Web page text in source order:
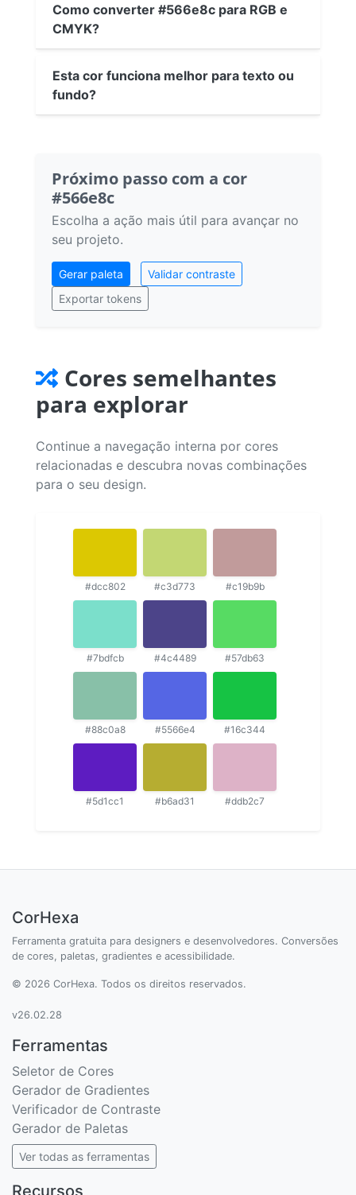
Como converter #566e8c para RGB e
CMYK?
Esta cor funciona melhor para texto ou
fundo?
Próximo passo com a cor
#566e8c
Escolha a ação mais útil para avançar no
seu projeto.
Gerar paleta
Validar contraste
Exportar tokens
Cores semelhantes
para explorar
Continue a navegação interna por cores
relacionadas e descubra novas combinações
para o seu design.
#dcc802 #c3d773 #c19b9b
#7bdfcb #4c4489 #57db63
#88c0a8 #5566e4 #16c344
#5d1cc1 #b6ad31 #ddb2c7
CorHexa
Ferramenta gratuita para designers e desenvolvedores. Conversões
de cores, paletas, gradientes e acessibilidade.
© 2026 CorHexa. Todos os direitos reservados.
v26.02.28
Ferramentas
Seletor de Cores
Gerador de Gradientes
Verificador de Contraste
Gerador de Paletas
Ver todas as ferramentas
Recursos